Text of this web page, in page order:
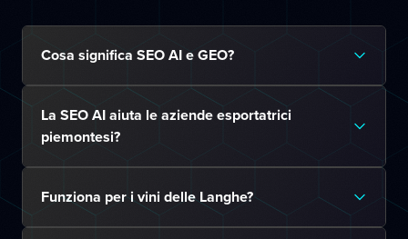
Cosa significa SEO AI e GEO?
La SEO AI aiuta le aziende esportatrici
piemontesi?
Funziona per i vini delle Langhe?